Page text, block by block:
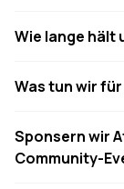
Wie lange hält
Was tun wir
Sponsern wir
Community-